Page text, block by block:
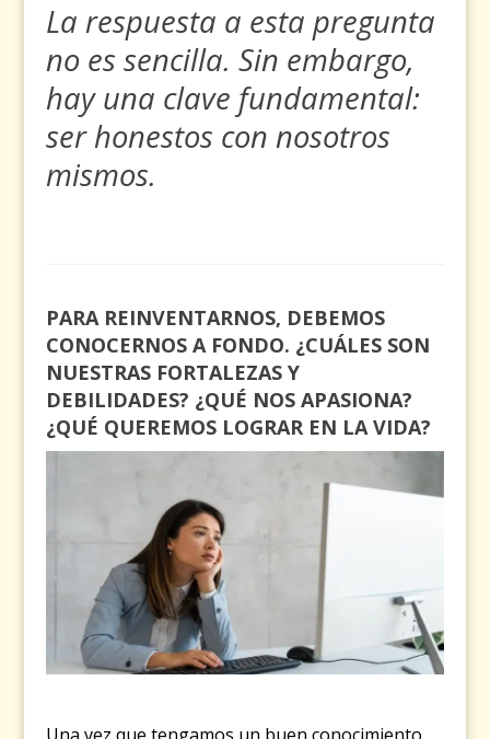
La respuesta a esta pregunta
no es sencilla. Sin embargo,
hay una clave fundamental:
ser honestos con nosotros
mismos.
PARA REINVENTARNOS, DEBEMOS
CONOCERNOS A FONDO. ¿CUÁLES SON
NUESTRAS FORTALEZAS Y
DEBILIDADES? ¿QUÉ NOS APASIONA?
¿QUÉ QUEREMOS LOGRAR EN LA VIDA?